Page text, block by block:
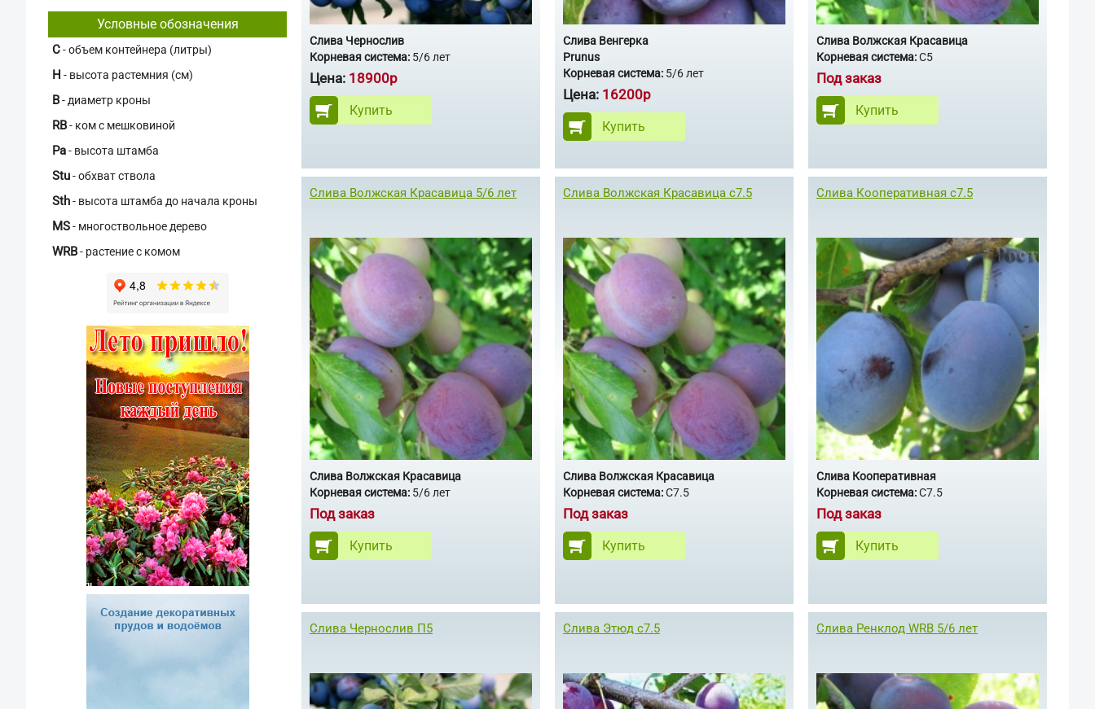
Условные обозначения
C- объем контейнера (литры)
H - высота растемния (см)
В- диаметр кроны
RB- ком с мешковиной
Pa- высота штамба
Stu- обхват ствола
Sth- высота штамба до начала кроны
MS- многоствольное дерево
WRB- растение с комом
Слива Чернослив
Корневая система: 5/6 лет
Цена: 18900р
Купить
Слива Венгерка
Prunus
Корневая система:5/6 лет
Цена: 16200р
Купить
Слива Волжская Красавица
Корневая система:С5
Под заказ
Купить
Слива Волжская Красавица 5/6 лет
Слива Волжская Красавица
Корневая система: 5/6 лет
Под заказ
Купить
Слива Волжская Красавица с7.5
Слива Волжская Красавица
Корневая система:С7.5
Под заказ
Купить
Слива Кооперативная с7.5
Слива Кооперативная
Корневая система:С7.5
Под заказ
Купить
Слива Чернослив П5 Слива Этюд с7.5 Слива Ренклод WRB 5/6 лет